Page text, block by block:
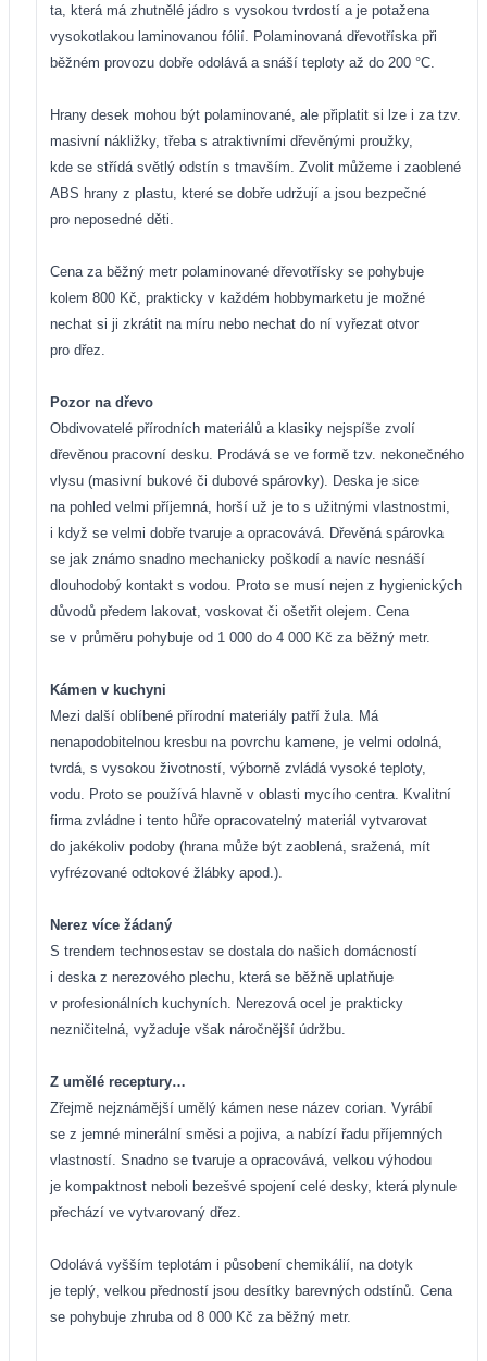
ta, která má zhutnělé jádro s vysokou tvrdostí a je potažena
vysokotlakou laminovanou fólií. Polaminovaná dřevotříska při
běžném provozu dobře odolává a snáší teploty až do 200 °C.
Hrany desek mohou být polaminované, ale připlatit si lze i za tzv.
masivní nákližky, třeba s atraktivními dřevěnými proužky,
kde se střídá světlý odstín s tmavším. Zvolit můžeme i zaoblené
ABS hrany z plastu, které se dobře udržují a jsou bezpečné
pro neposedné děti.
Cena za běžný metr polaminované dřevotřísky se pohybuje
kolem 800 Kč, prakticky v každém hobbymarketu je možné
nechat si ji zkrátit na míru nebo nechat do ní vyřezat otvor
pro dřez.
Pozor na dřevo
Obdivovatelé přírodních materiálů a klasiky nejspíše zvolí
dřevěnou pracovní desku. Prodává se ve formě tzv. nekonečného
vlysu (masivní bukové či dubové spárovky). Deska je sice
na pohled velmi příjemná, horší už je to s užitnými vlastnostmi,
i když se velmi dobře tvaruje a opracovává. Dřevěná spárovka
se jak známo snadno mechanicky poškodí a navíc nesnáší
dlouhodobý kontakt s vodou. Proto se musí nejen z hygienických
důvodů předem lakovat, voskovat či ošetřit olejem. Cena
se v průměru pohybuje od 1 000 do 4 000 Kč za běžný metr.
Kámen v kuchyni
Mezi další oblíbené přírodní materiály patří žula. Má
nenapodobitelnou kresbu na povrchu kamene, je velmi odolná,
tvrdá, s vysokou životností, výborně zvládá vysoké teploty,
vodu. Proto se používá hlavně v oblasti mycího centra. Kvalitní
firma zvládne i tento hůře opracovatelný materiál vytvarovat
do jakékoliv podoby (hrana může být zaoblená, sražená, mít
vyfrézované odtokové žlábky apod.).
Nerez více žádaný
S trendem technosestav se dostala do našich domácností
i deska z nerezového plechu, která se běžně uplatňuje
v profesionálních kuchyních. Nerezová ocel je prakticky
nezničitelná, vyžaduje však náročnější údržbu.
Z umělé receptury…
Zřejmě nejznámější umělý kámen nese název corian. Vyrábí
se z jemné minerální směsi a pojiva, a nabízí řadu příjemných
vlastností. Snadno se tvaruje a opracovává, velkou výhodou
je kompaktnost neboli bezešvé spojení celé desky, která plynule
přechází ve vytvarovaný dřez.
Odolává vyšším teplotám i působení chemikálií, na dotyk
je teplý, velkou předností jsou desítky barevných odstínů. Cena
se pohybuje zhruba od 8 000 Kč za běžný metr.